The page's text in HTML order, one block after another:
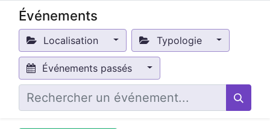
Événements
Localisation Typologie
Événements passés